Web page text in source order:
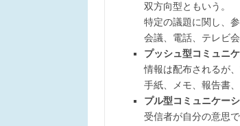
双方向型ともいう。
特定の議題に関し、
会議、電話、テレビ
プッシュ型コミュニ
情報は配布されるが
手紙、メモ、報告書
プル型コミュニケー
受信者が自分の意思